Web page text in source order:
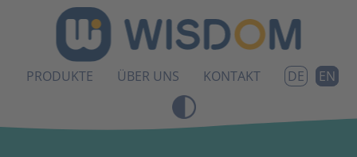
PRODUKTE ÜBER UNS KONTAKT DE EN